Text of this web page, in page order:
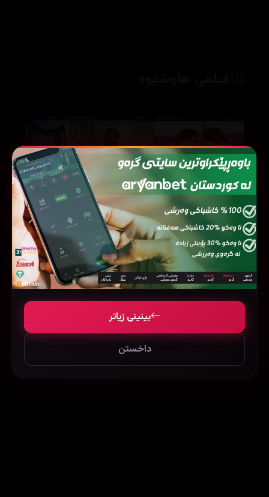
Humko Deewana Kar Gaye (2006)
89538
Gadar 2 (2023)
114526
19525
بینینی زیاتر
داخستن